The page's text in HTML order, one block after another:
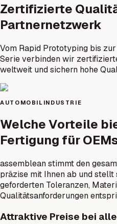
Zertifizierte
Partnernetzwerk
Vom Rapid Prototyping bis
Serie verbinden wir
weltweit und sichern hohe
AUTOMOBILINDUSTRIE
Welche Vorteile
Fertigung für
assemblean stimmt den
präzise mit Ihnen ab und stellt
geforderten Toleranzen,
Qualitätsanforderungen
Attraktive Preise bei